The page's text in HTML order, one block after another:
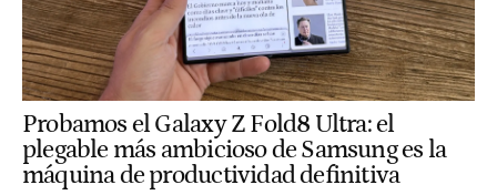
Probamos el Galaxy Z Fold8 Ultra: el
plegable más ambicioso de Samsung es la
máquina de productividad definitiva